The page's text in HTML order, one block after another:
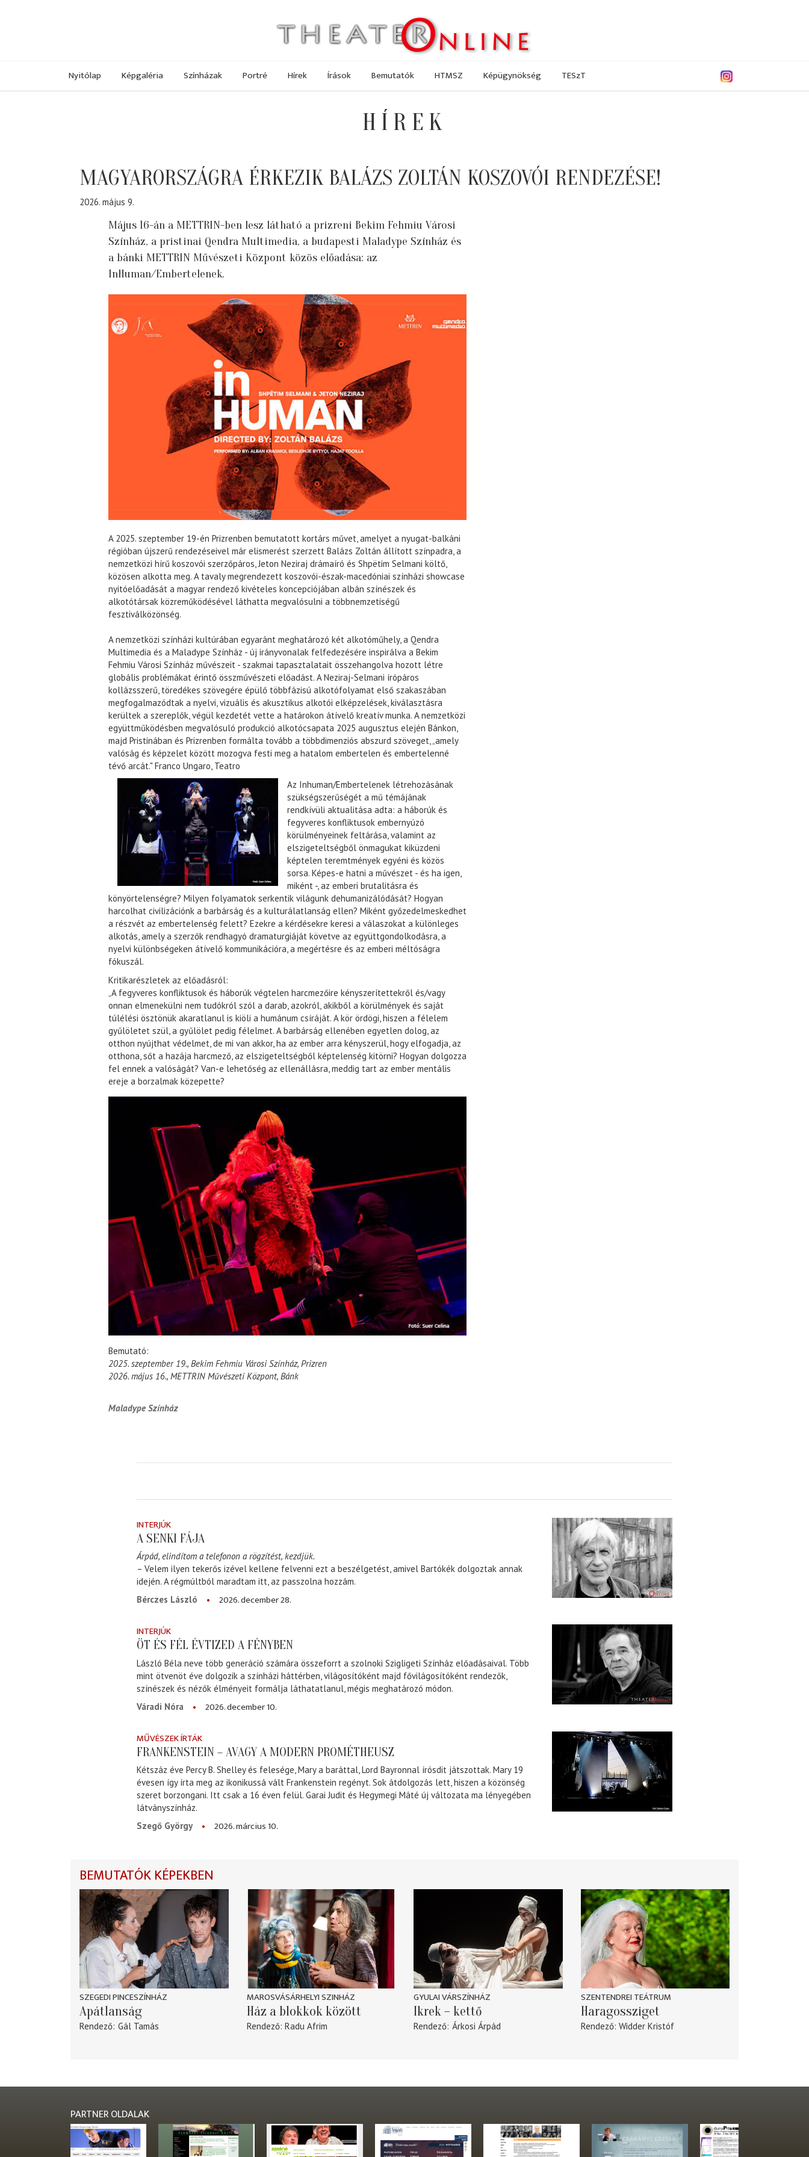
Nyitólap Képgaléria Színházak Portré Hírek Írások Bemutatók HTMSZ Képügynökség TESzT
HÍREK
MAGYARORSZÁGRA ÉRKEZIK BALÁZS ZOLTÁN KOSZOVÓI RENDEZÉSE!
2026. május 9.
Május 16-án a METTRIN-ben lesz látható a prizreni Bekim Fehmiu Városi
Színház, a pristinai Qendra Multimedia, a budapesti Maladype Színház és
a bánki METTRIN Művészeti Központ közös előadása: az
InHuman/Embertelenek.
A 2025. szeptember 19-én Prizrenben bemutatott kortárs művet, amelyet a nyugat-balkáni
régióban újszerű rendezéseivel már elismerést szerzett Balázs Zoltán állított színpadra, a
nemzetközi hírű koszovói szerzőpáros, Jeton Neziraj drámaíró és Shpëtim Selmani költő,
közösen alkotta meg. A tavaly megrendezett koszovói-észak-macedóniai színházi showcase
nyitóelőadását a magyar rendező kivételes koncepciójában albán színészek és
alkotótársak közreműködésével láthatta megvalósulni a többnemzetiségű
fesztiválközönség.
A nemzetközi színházi kultúrában egyaránt meghatározó két alkotóműhely, a Qendra
Multimedia és a Maladype Színház - új irányvonalak felfedezésére inspirálva a Bekim
Fehmiu Városi Színház művészeit - szakmai tapasztalatait összehangolva hozott létre
globális problémákat érintő összművészeti előadást. A Neziraj-Selmani írópáros
kollázsszerű, töredékes szövegére épülő többfázisú alkotófolyamat első szakaszában
megfogalmazódtak a nyelvi, vizuális és akusztikus alkotói elképzelések, kiválasztásra
kerültek a szereplők, végül kezdetét vette a határokon átívelő kreatív munka. A nemzetközi
együttműködésben megvalósuló produkció alkotócsapata 2025 augusztus elején Bánkon,
majd Pristinában és Prizrenben formálta tovább a többdimenziós abszurd szöveget, „amely
valóság és képzelet között mozogva festi meg a hatalom embertelen és embertelenné
tévő arcát." Franco Ungaro, Teatro
Az Inhuman/Embertelenek létrehozásának
szükségszerűségét a mű témájának
rendkívüli aktualitása adta: a háborúk és
fegyveres konfliktusok embernyúzó
körülményeinek feltárása, valamint az
elszigeteltségből önmagukat kiküzdeni
képtelen teremtmények egyéni és közös
sorsa. Képes-e hatni a művészet - és ha igen,
miként -, az emberi brutalitásra és
könyörtelenségre? Milyen folyamatok serkentik világunk dehumanizálódását? Hogyan
harcolhat civilizációnk a barbárság és a kulturálatlanság ellen? Miként győzedelmeskedhet
a részvét az embertelenség felett? Ezekre a kérdésekre keresi a válaszokat a különleges
alkotás, amely a szerzők rendhagyó dramaturgiáját követve az együttgondolkodásra, a
nyelvi különbségeken átívelő kommunikációra, a megértésre és az emberi méltóságra
fókuszál.
Kritikarészletek az előadásról:
„A fegyveres konfliktusok és háborúk végtelen harcmezőire kényszerítettekről és/vagy
onnan elmenekülni nem tudókról szól a darab, azokról, akikből a körülmények és saját
túlélési ösztönük akaratlanul is kiöli a humánum csíráját. A kör ördögi, hiszen a félelem
gyűlöletet szül, a gyűlölet pedig félelmet. A barbárság ellenében egyetlen dolog, az
otthon nyújthat védelmet, de mi van akkor, ha az ember arra kényszerül, hogy elfogadja, az
otthona, sőt a hazája harcmező, az elszigeteltségből képtelenség kitörni? Hogyan dolgozza
fel ennek a valóságát? Van-e lehetőség az ellenállásra, meddig tart az ember mentális
ereje a borzalmak közepette?
Bemutató:
2025. szeptember 19., Bekim Fehmiu Városi Színház, Prizren
2026. május 16., METTRIN Művészeti Központ, Bánk
Maladype Színház
INTERJÚK
A SENKI FÁJA
Árpád, elindítom a telefonon a rögzítést, kezdjük.
– Velem ilyen tekerős izével kellene felvenni ezt a beszélgetést, amivel Bartókék dolgoztak annak
idején. A régmúltból maradtam itt, az passzolna hozzám.
Bérczes László
2026. december 28.
INTERJÚK
ÖT ÉS FÉL ÉVTIZED A FÉNYBEN
László Béla neve több generáció számára összeforrt a szolnoki Szigligeti Színház előadásaival. Több
mint ötvenöt éve dolgozik a színházi háttérben, világosítóként majd fővilágosítóként rendezők,
színészek és nézők élményeit formálja láthatatlanul, mégis meghatározó módon.
Váradi Nóra
2026. december 10.
MŰVÉSZEK ÍRTÁK
FRANKENSTEIN – AVAGY A MODERN PROMÉTHEUSZ
Kétszáz éve Percy B. Shelley és felesége, Mary a baráttal, Lord Bayronnal írósdit játszottak. Mary 19
évesen így írta meg az ikonikussá vált Frankenstein regényt. Sok átdolgozás lett, hiszen a közönség
szeret borzongani. Itt csak a 16 éven felül. Garai Judit és Hegymegi Máté új változata ma lényegében
látványszínház.
Szegő György
2026. március 10.
BEMUTATÓK KÉPEKBEN
SZEGEDI PINCESZÍNHÁZ
Apátlanság
Rendező Gál Tamás
MAROSVÁSÁRHELYI SZINHÁZ
Ház a blokkok között
Rendező Radu Afrim
GYULAI VÁRSZÍNHÁZ
Ikrek – kettő
Rendező Árkosi Árpád
SZENTENDREI TEÁTRUM
Haragossziget
Rendező Widder Kristóf
PARTNER OLDALAK